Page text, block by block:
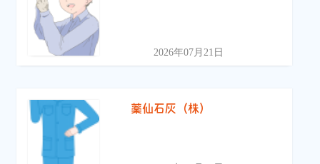
2026年07月21日
薬仙石灰（株）